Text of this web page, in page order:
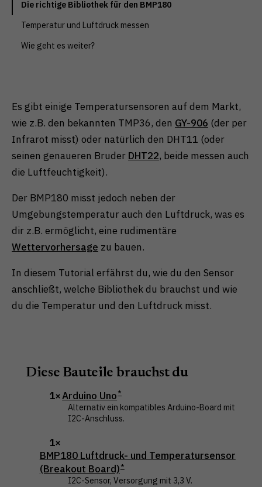
Es gibt einige Temperatursensoren auf dem Markt,
wie z.B. den bekannten TMP36, den GY-906 (der per
Infrarot misst) oder natürlich den DHT11 (oder
seinen genaueren Bruder DHT22, beide messen auch
die Luftfeuchtigkeit).
Der BMP180 misst jedoch neben der
Umgebungstemperatur auch den Luftdruck, was es
dir z.B. ermöglicht, eine rudimentäre
Wettervorhersage zu bauen.
In diesem Tutorial erfährst du, wie du den Sensor
anschließt, welche Bibliothek du brauchst und wie
du die Temperatur und den Luftdruck misst.
Diese Bauteile brauchst du
1×Arduino Uno
Alternativ ein kompatibles Arduino-Board mit
I2C-Anschluss.
1×
BMP180 Luftdruck- und Temperatursensor
(Breakout Board)
I2C-Sensor, Versorgung mit 3,3 V.
Die richtige Bibliothek für den BMP180
Temperatur und Luftdruck messen
Wie geht es weiter?
Zurück Nur essenzielle Cookies akzeptieren
Externe Medien (1)
Inhalte von Videoplattformen und Social-Media-
Plattformen werden standardmäßig blockiert. Wenn
Cookies von externen Medien akzeptiert werden,
bedarf der Zugriff auf diese Inhalte keiner manuellen
Einwilligung mehr.
Cookie-Informationen anzeigen
Datenschutzerklärung Impressum